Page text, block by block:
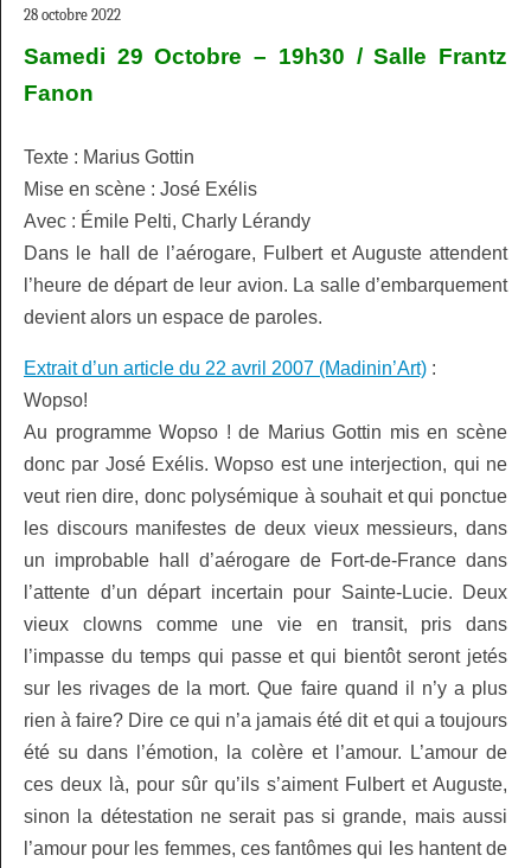
28 octobre 2022
Samedi 29 Octobre – 19h30 /Salle Frantz
Fanon
Texte : Marius Gottin
Mise en scène : José Exélis
Avec : Émile Pelti, Charly Lérandy
Dans le hall de l’aérogare, Fulbert et Auguste attendent
l’heure de départ de leur avion. La salle d’embarquement
devient alors un espace de paroles.
Extrait d’un article du 22 avril 2007 (Madinin’Art) :
Wopso!
Au programme Wopso ! de Marius Gottin mis en scène
donc par José Exélis. Wopso est une interjection, qui ne
veut rien dire, donc polysémique à souhait et qui ponctue
les discours manifestes de deux vieux messieurs, dans
un improbable hall d’aérogare de Fort-de-France dans
l’attente d’un départ incertain pour Sainte-Lucie. Deux
vieux clowns comme une vie en transit, pris dans
l’impasse du temps qui passe et qui bientôt seront jetés
sur les rivages de la mort. Que faire quand il n’y a plus
rien à faire? Dire ce qui n’a jamais été dit et qui a toujours
été su dans l’émotion, la colère et l’amour. L’amour de
ces deux là, pour sûr qu’ils s’aiment Fulbert et Auguste,
sinon la détestation ne serait pas si grande, mais aussi
l’amour pour les femmes, ces fantômes qui les hantent de